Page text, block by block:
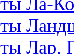
Лар,